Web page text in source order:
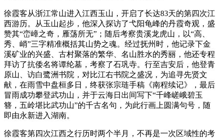
徐霞客从浙江常山进入江西玉山，开启了长达83天的第四次江
西游历。从玉山起步，他深入探访了弋阳龟峰的丹霞奇观，盛
赞其“峦嶂之奇，雁荡所无”；随后考察贵溪龙虎山，以“高、
秀、峭”三字精准概括其山势之魂。经过抚州时，他记录下金
溪矿业的兴盛、古村聚落的繁华、名山胜水的秀丽，他还专程
拜访了抗倭名将谭纶墓，考察了石巩寺。行至吉安后，他登青
原山、访白鹭洲书院，对比江右书院之盛况，为追寻先贤文
献，在雨雪中盘桓多日，终获张宗琏手稿《南程续记》，最后
冒雨成功攀登武功山，并于云海日出间写下“千峰嵯峨碧玉
簪，五岭堪比武功山”的千古名句，为此行画上圆满句号，随
即由永新进入湖南。
徐霞客第四次江西之行历时两个半月，不再是一次区域性的考